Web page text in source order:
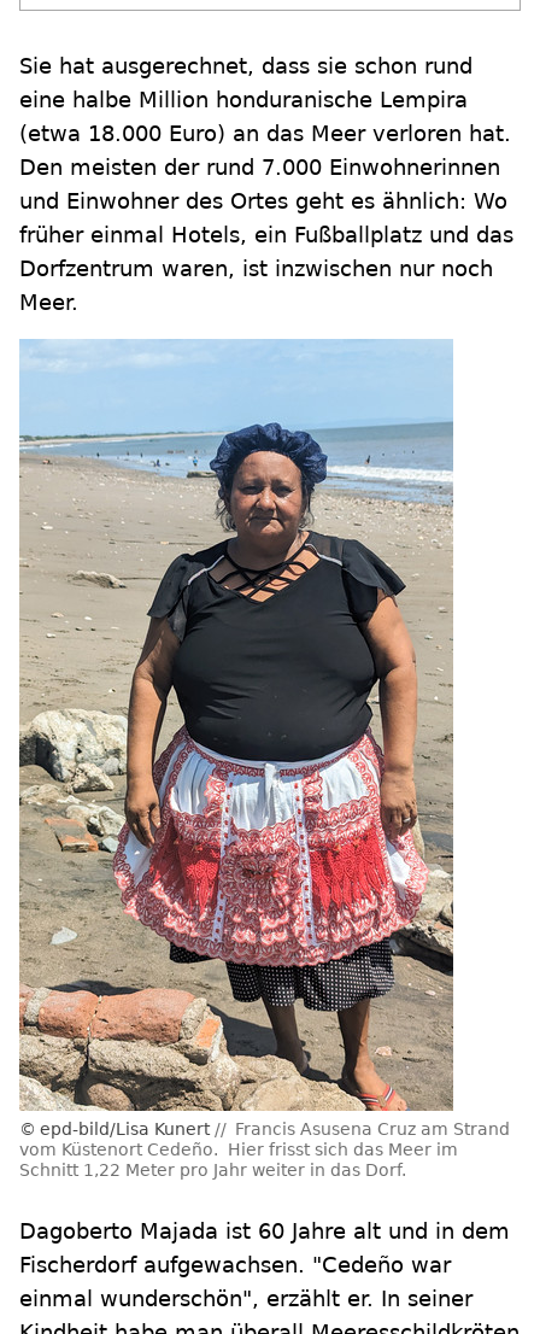
Sie hat ausgerechnet, dass sie schon rund
eine halbe Million honduranische Lempira
(etwa 18.000 Euro) an das Meer verloren hat.
Den meisten der rund 7.000 Einwohnerinnen
und Einwohner des Ortes geht es ähnlich: Wo
früher einmal Hotels, ein Fußballplatz und das
Dorfzentrum waren, ist inzwischen nur noch
Meer.
epd-bild/Lisa Kunert
Francis Asusena Cruz am Strand
vom Küstenort Cedeño. Hier frisst sich das Meer im
Schnitt 1,22 Meter pro Jahr weiter in das Dorf.
Dagoberto Majada ist 60 Jahre alt und in dem
Fischerdorf aufgewachsen. "Cedeño war
einmal wunderschön", erzählt er. In seiner